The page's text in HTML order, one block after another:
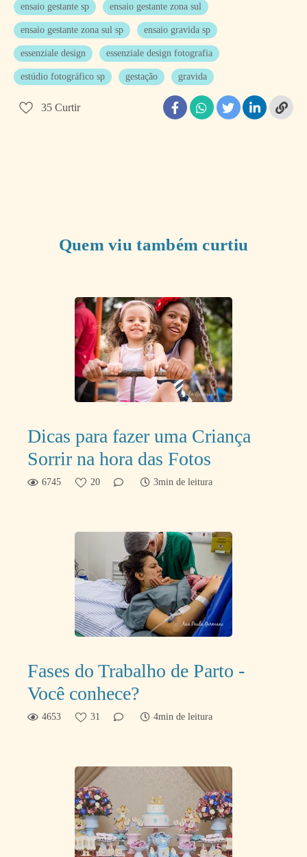
ensaio gestante sp ensaio gestante zona sul
ensaio gestante zona sul sp ensaio gravida sp
essenziale design essenziale design fotografia
estúdio fotográfico sp gestação gravida
35 Curtir
Quem viu também curtiu
Dicas para fazer uma Criança
Sorrir na hora das Fotos
6745 20 3min de leitura
Fases do Trabalho de Parto -
Você conhece?
4653 31 4min de leitura